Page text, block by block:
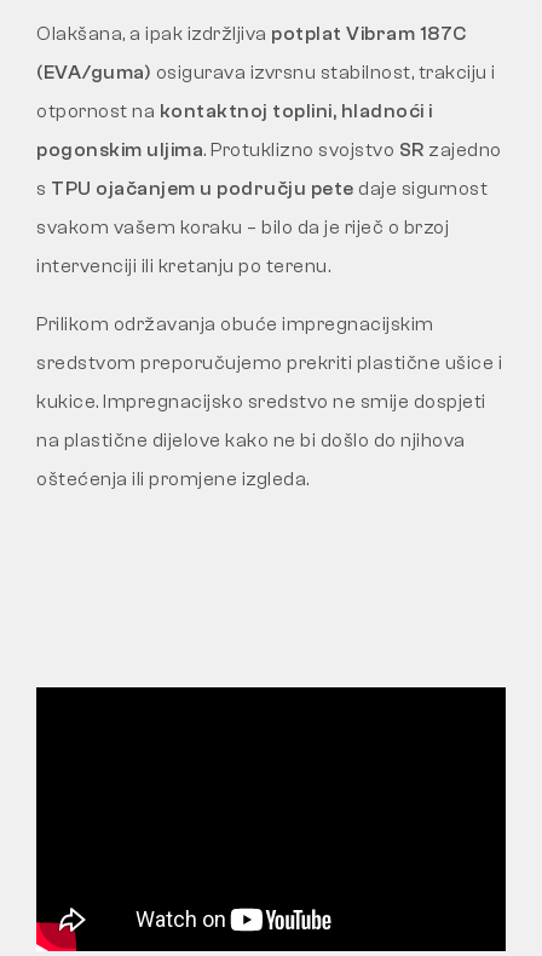
Olakšana, a ipak izdržljiva potplat Vibram 187C
(EVA/guma) osigurava izvrsnu stabilnost, trakciju i
otpornost na kontaktnoj toplini, hladnoći i
pogonskim uljima. Protuklizno svojstvo SR zajedno
s TPU ojačanjem u području pete daje sigurnost
svakom vašem koraku – bilo da je riječ o brzoj
intervenciji ili kretanju po terenu.
Prilikom održavanja obuće impregnacijskim
sredstvom preporučujemo prekriti plastične ušice i
kukice. Impregnacijsko sredstvo ne smije dospjeti
na plastične dijelove kako ne bi došlo do njihova
oštećenja ili promjene izgleda.